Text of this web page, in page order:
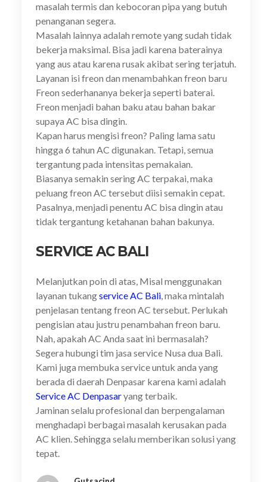
masalah termis dan kebocoran pipa yang butuh
penanganan segera.
Masalah lainnya adalah remote yang sudah tidak
bekerja maksimal. Bisa jadi karena baterainya
yang aus atau karena rusak akibat sering terjatuh.
Layanan isi freon dan menambahkan freon baru
Freon sederhananya bekerja seperti baterai.
Freon menjadi bahan baku atau bahan bakar
supaya AC bisa dingin.
Kapan harus mengisi freon? Paling lama satu
hingga 6 tahun AC digunakan. Tetapi, semua
tergantung pada intensitas pemakaian.
Biasanya semakin sering AC terpakai, maka
peluang freon AC tersebut diisi semakin cepat.
Pasalnya, menjadi penentu AC bisa dingin atau
tidak tergantung ketahanan bahan bakunya.
SERVICE AC BALI
Melanjutkan poin di atas, Misal menggunakan
layanan tukangservice AC Bali, maka mintalah
penjelasan tentang freon AC tersebut. Perlukah
pengisian atau justru penambahan freon baru.
Nah, apakah AC Anda saat ini bermasalah?
Segera hubungi tim jasa service Nusa dua Bali.
Kami juga membuka service untuk anda yang
berada di daerah Denpasar karena kami adalah
Service AC Denpasaryang terbaik.
Jaminan selalu profesional dan berpengalaman
menghadapi berbagai masalah kerusakan pada
AC klien. Sehingga selalu memberikan solusi yang
tepat.